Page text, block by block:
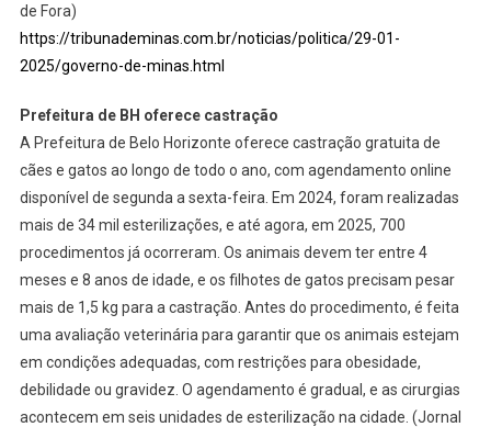
de Fora)
https://tribunademinas.com.br/noticias/politica/29-01-
2025/governo-de-minas.html
Prefeitura de BH oferece castração
A Prefeitura de Belo Horizonte oferece castração gratuita de
cães e gatos ao longo de todo o ano, com agendamento online
disponível de segunda a sexta-feira. Em 2024, foram realizadas
mais de 34 mil esterilizações, e até agora, em 2025, 700
procedimentos já ocorreram. Os animais devem ter entre 4
meses e 8 anos de idade, e os filhotes de gatos precisam pesar
mais de 1,5 kg para a castração. Antes do procedimento, é feita
uma avaliação veterinária para garantir que os animais estejam
em condições adequadas, com restrições para obesidade,
debilidade ou gravidez. O agendamento é gradual, e as cirurgias
acontecem em seis unidades de esterilização na cidade. (Jornal